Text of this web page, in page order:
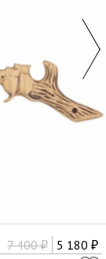
7 400₽ 5 180 ₽